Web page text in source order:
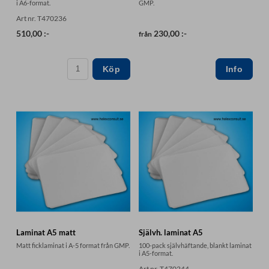
i A6-format.
Art nr. T470236
510,00 :-
Köp
GMP.
från 230,00 :-
Laminat A5 matt
Matt ficklaminat i A-5 format från GMP.
Självh. laminat A5
100-pack självhäftande, blankt laminat
i A5-format.